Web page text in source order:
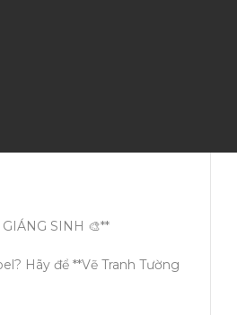
SINH 🎨**
Hãy để **Vẽ Tranh Tường